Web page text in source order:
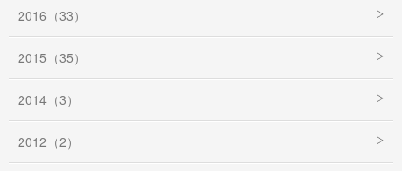
2016（33）
2015（35）
2014（3）
2012（2）